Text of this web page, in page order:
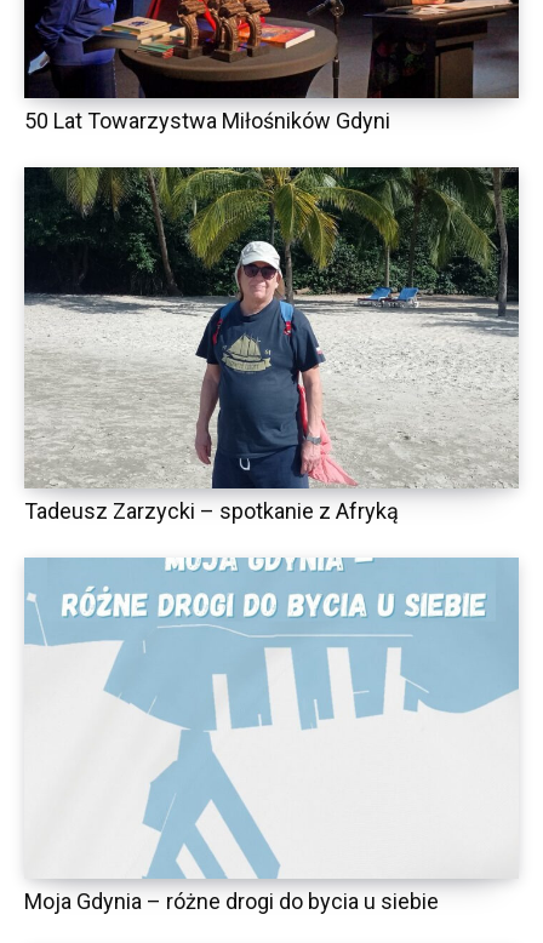
50 Lat Towarzystwa Miłośników Gdyni
Tadeusz Zarzycki – spotkanie z Afryką
Moja Gdynia – różne drogi do bycia u siebie